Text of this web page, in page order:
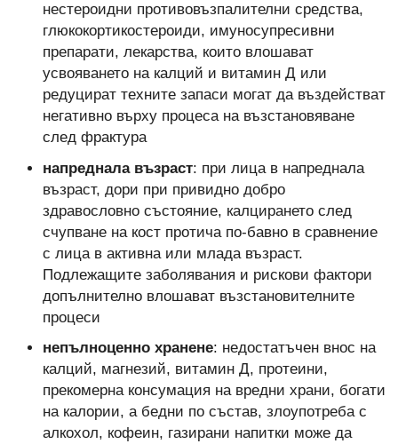
нестероидни противовъзпалителни средства,
глюкокортикостероиди, имуносупресивни
препарати, лекарства, които влошават
усвояването на калций и витамин Д или
редуцират техните запаси могат да въздействат
негативно върху процеса на възстановяване
след фрактура
напреднала възраст: при лица в напреднала
възраст, дори при привидно добро
здравословно състояние, калцирането след
счупване на кост протича по-бавно в сравнение
с лица в активна или млада възраст.
Подлежащите заболявания и рискови фактори
допълнително влошават възстановителните
процеси
непълноценно хранене: недостатъчен внос на
калций, магнезий, витамин Д, протеини,
прекомерна консумация на вредни храни, богати
на калории, а бедни по състав, злоупотреба с
алкохол, кофеин, газирани напитки може да